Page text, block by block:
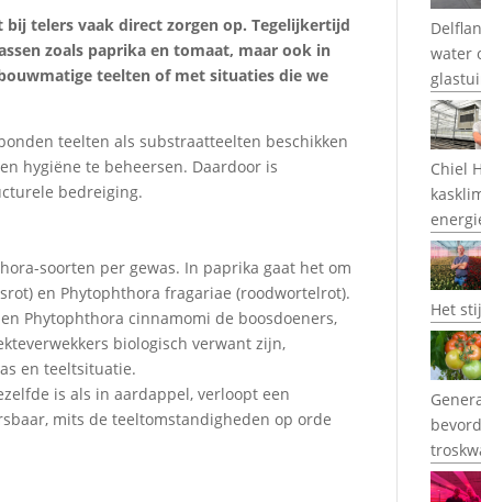
telers vaak direct zorgen op. Tegelijkertijd
zoals paprika en tomaat, maar ook in
teelten of met situaties die we
teelten als substraatteelten beschikken
hygiëne te beheersen. Daardoor is
bedreiging.
soorten per gewas. In paprika gaat het om
en Phytophthora fragariae (roodwortelrot).
Phytophthora cinnamomi de boosdoeners,
biologisch verwant zijn,
en teeltsituatie.
is als in aardappel, verloopt een
mits de teeltomstandigheden op orde
water
Chiel
Het